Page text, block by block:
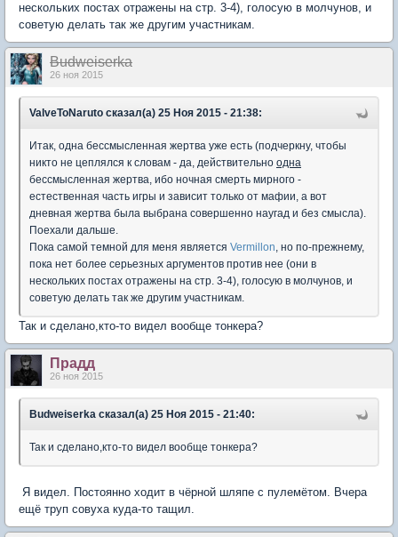
нескольких постах отражены на стр. 3-4), голосую в молчунов, и
советую делать так же другим участникам.
Вudweisеrkа
26 ноя 2015
ValveToNaruto сказал(а) 25 Ноя 2015 - 21:38:
Итак, одна бессмысленная жертва уже есть (подчеркну, чтобы
никто не цеплялся к словам - да, действительно одна
бессмысленная жертва, ибо ночная смерть мирного -
естественная часть игры и зависит только от мафии, а вот
дневная жертва была выбрана совершенно наугад и без смысла).
Поехали дальше.
Пока самой темной для меня является Vermillon, но по-прежнему,
пока нет более серьезных аргументов против нее (они в
нескольких постах отражены на стр. 3-4), голосую в молчунов, и
советую делать так же другим участникам.
Так и сделано,кто-то видел вообще тонкера?
Прадд
26 ноя 2015
Вudweisеrkа сказал(а) 25 Ноя 2015 - 21:40:
Так и сделано,кто-то видел вообще тонкера?
Я видел. Постоянно ходит в чёрной шляпе с пулемётом. Вчера
ещё труп совуха куда-то тащил.